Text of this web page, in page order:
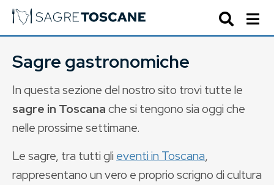
Sagre gastronomiche
In questa sezione del nostro sito trovi tutte le
sagre in Toscanache si tengono sia oggi che
nelle prossime settimane.
Le sagre, tra tutti gli eventi in Toscana,
rappresentano un vero e proprio scrigno di cultura